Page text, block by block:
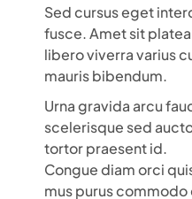
Sed cursus eget
fusce. Amet sit
libero viverra varius
mauris bibendum.
Urna gravida arcu
scelerisque sed
tortor praesent id.
Congue diam orci
mus purus